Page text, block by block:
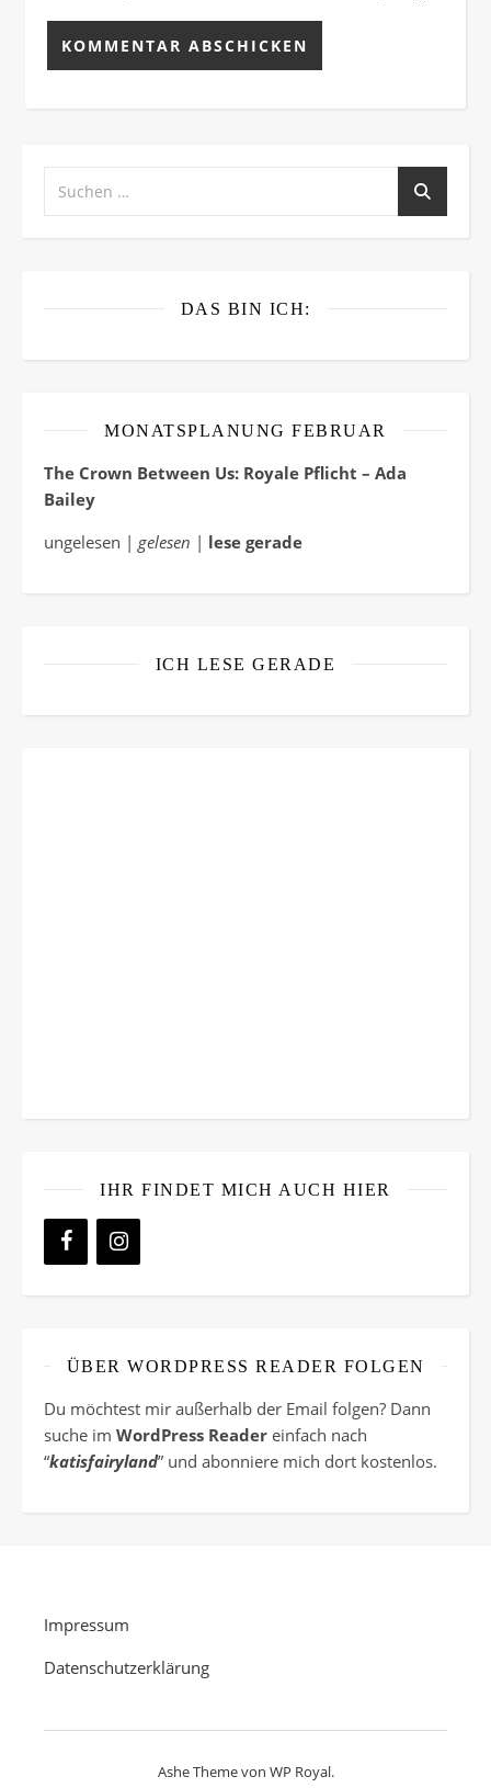
DAS BIN ICH:
MONATSPLANUNG FEBRUAR
The Crown Between Us: Royale Pflicht – Ada
Bailey
ungelesen | gelesen | lese gerade
ICH LESE GERADE
IHR FINDET MICH AUCH HIER
ÜBER WORDPRESS READER FOLGEN
Du möchtest mir außerhalb der Email folgen? Dann
suche im WordPress Reader einfach nach
“katisfairyland” und abonniere mich dort kostenlos.
Impressum
Datenschutzerklärung
Ashe Theme von WP Royal.